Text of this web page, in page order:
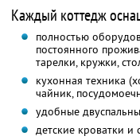
Каждый коттедж
полностью
постоянного
тарелки, кружки,
кухонная техника
чайник,
удобные
детские кроватки и